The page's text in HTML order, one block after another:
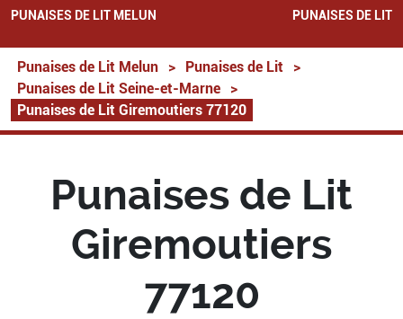
PUNAISES DE LIT MELUN PUNAISES DE LIT
Punaises de Lit Melun > Punaises de Lit
>
Punaises de Lit Seine-et-Marne
>
Punaises de Lit Giremoutiers 77120
Punaises de Lit
Giremoutiers
77120